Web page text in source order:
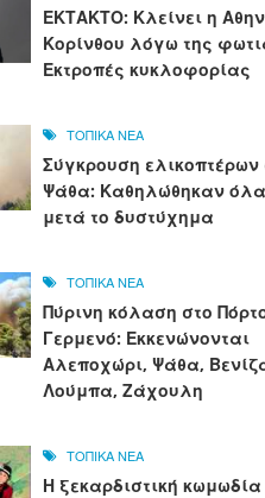
ΕΚΤΑΚΤΟ: Κλείνει η
Κορίνθου λόγω της
Εκτροπές κυκλοφορίας
ΤΟΠΙΚΑ ΝΕΑ
Σύγκρουση ελικοπτέρων
Ψάθα: Καθηλώθηκαν όλα
μετά το δυστύχημα
ΤΟΠΙΚΑ ΝΕΑ
Πύρινη κόλαση στο
Γερμενό: Εκκενώνονται
Αλεποχώρι, Ψάθα,
Λούμπα, Ζάχουλη
ΤΟΠΙΚΑ ΝΕΑ
Η ξεκαρδιστική